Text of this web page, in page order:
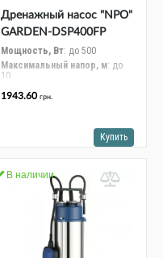
Дренажный насос "NPO"
GARDEN-DSP400FP
Мощность, Вт: до 500
Максимальный напор, м: до
10
Максимальная
производительность, м³/час
Шнур электропитания, длина,
1943.60 грн.
Купить
В наличии